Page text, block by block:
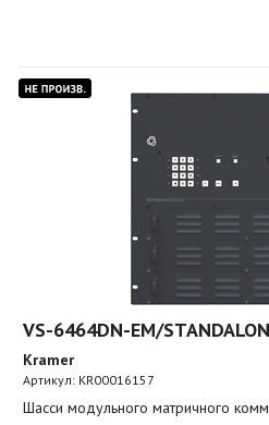
VS-6464DN-EM/
Kramer
Артикул: KR00016157
Шасси модульного матричного